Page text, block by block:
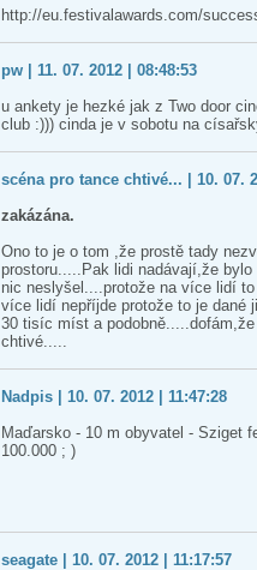
http://eu.festivalawards.com/
pw | 11. 07. 2012 | 08:48:53
u ankety je hezké jak z Two door
club :))) cinda je v sobotu na
scéna pro tance chtivé... | 10. 07.
zakázána.
Ono to je o tom ,že prostě tady
prostoru.....Pak lidi nadávají,že
nic neslyšel....protože na více lidí
více lidí nepříjde protože to je dané
30 tisíc míst a
chtivé.....
Nadpis | 10. 07. 2012 | 11:47:28
Maďarsko - 10 m obyvatel - Sziget
100.000 ; )
seagate | 10. 07. 2012 | 11:17:57